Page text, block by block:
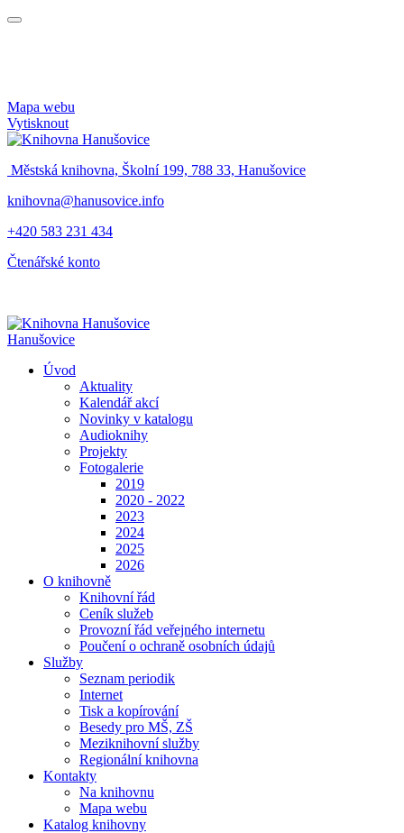
Mapa webu
Vytisknout
Městská knihovna, Školní 199, 788 33, Hanušovice
knihovna@hanusovice.info
+420 583 231 434
Čtenářské konto
Hanušovice
Úvod
Aktuality
Kalendář akcí
Novinky v katalogu
Audioknihy
Projekty
Fotogalerie
2019
2020 - 2022
2023
2024
2025
2026
O knihovně
Knihovní řád
Ceník služeb
Provozní řád veřejného internetu
Poučení o ochraně osobních údajů
Služby
Seznam periodik
Internet
Tisk a kopírování
Besedy pro MŠ, ZŠ
Meziknihovní služby
Regionální knihovna
Kontakty
Na knihovnu
Mapa webu
Katalog knihovny